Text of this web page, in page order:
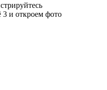
и откроем фото